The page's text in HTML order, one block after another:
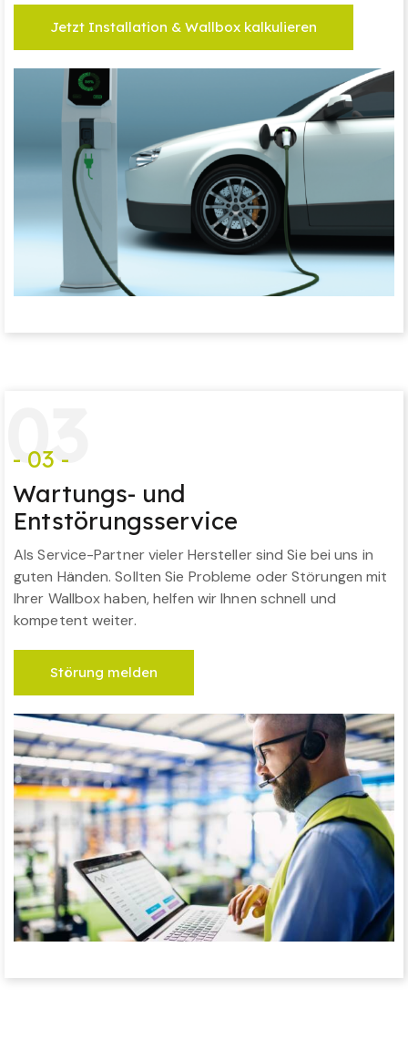
Jetzt Installation & Wallbox kalkulieren
03
- 03 -
Wartungs- und
Entstörungsservice
Als Service-Partner vieler Hersteller sind Sie bei uns in
guten Händen. Sollten Sie Probleme oder Störungen mit
Ihrer Wallbox haben, helfen wir Ihnen schnell und
kompetent weiter.
Störung melden